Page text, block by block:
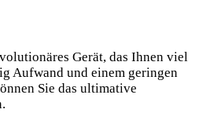
Gerät, das Ihnen viel
Aufwand und einem geringen
Sie das ultimative